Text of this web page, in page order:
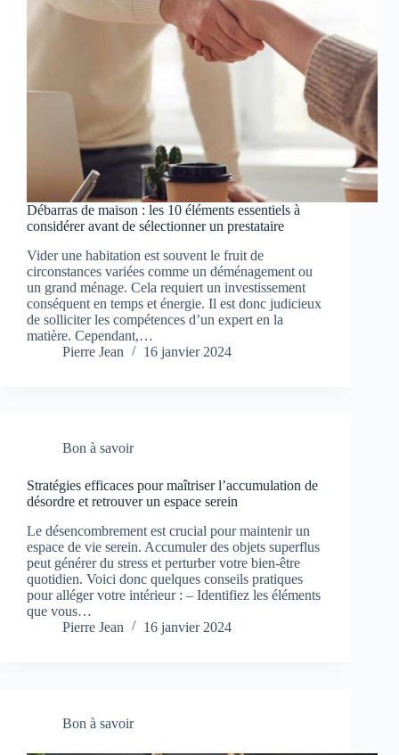
Débarras de maison : les 10 éléments essentiels à
considérer avant de sélectionner un prestataire
Vider une habitation est souvent le fruit de
circonstances variées comme un déménagement ou
un grand ménage. Cela requiert un investissement
conséquent en temps et énergie. Il est donc judicieux
de solliciter les compétences d’un expert en la
matière. Cependant,…
Pierre Jean
16 janvier 2024
Bon à savoir
Stratégies efficaces pour maîtriser l’accumulation de
désordre et retrouver un espace serein
Le désencombrement est crucial pour maintenir un
espace de vie serein. Accumuler des objets superflus
peut générer du stress et perturber votre bien-être
quotidien. Voici donc quelques conseils pratiques
pour alléger votre intérieur : – Identifiez les éléments
que vous…
Pierre Jean
16 janvier 2024
Bon à savoir